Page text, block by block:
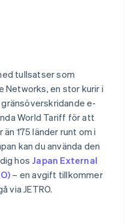
tullsatser som
Networks, en stor kurir i
e-
World Tariff för att
175 länder runt om i
kan du använda den
hos Japan External
– en avgift tillkommer
via JETRO.